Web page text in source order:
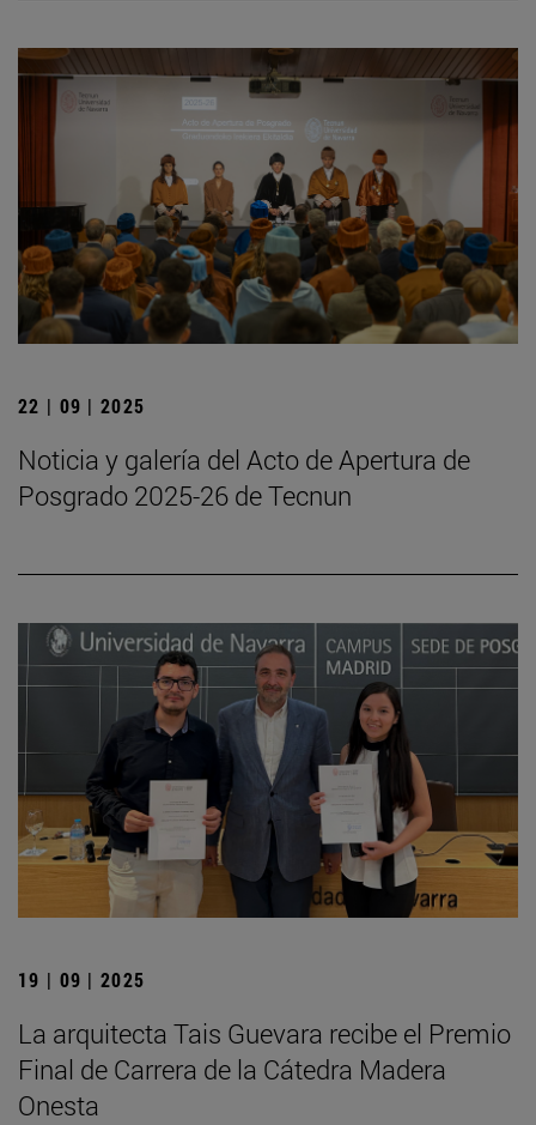
22 | 09 | 2025
Noticia y galería del Acto de Apertura de
Posgrado 2025-26 de Tecnun
19 | 09 | 2025
La arquitecta Tais Guevara recibe el Premio
Final de Carrera de la Cátedra Madera
Onesta